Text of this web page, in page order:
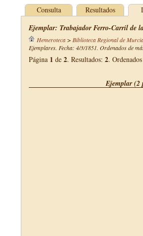
Consulta Resultados
Ejemplar: Trabajador Ferro-Carril de
Hemeroteca> Biblioteca Regional de
Ejemplares. Fecha: 4/3/1851. Ordenados de
Página 1 de 2. Resultados: 2. Ordenados
Ejemplar (2